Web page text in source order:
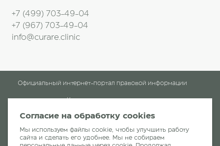
+7 (499) 703-49-04
+7 (967) 703-49-04
info@curare.clinic
Официальный интернет-портал правовой информации
Клинические рекомендации
Клиника «Кураре-Хирургия»
Согласие на обработку cookies
Мы используем файлы cookie, чтобы улучшить работу
сайта и сделать его удобнее. Мы не собираем